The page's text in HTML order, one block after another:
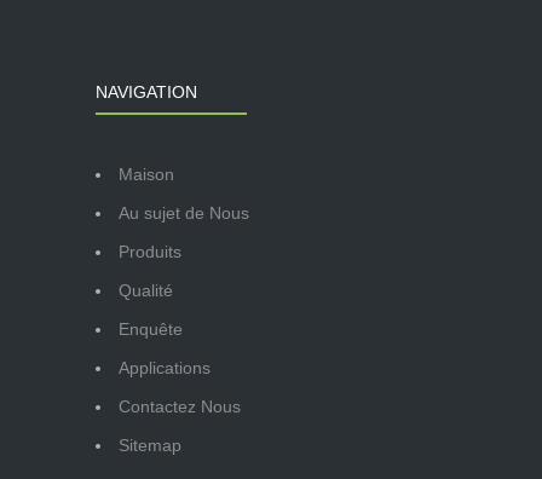
NAVIGATION
Maison
Au sujet de Nous
Produits
Qualité
Enquête
Applications
Contactez Nous
Sitemap